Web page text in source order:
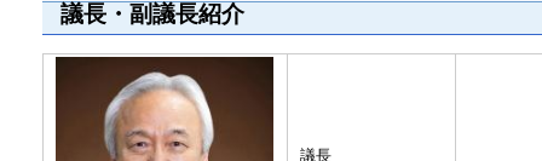
議長・副議長紹介
議長